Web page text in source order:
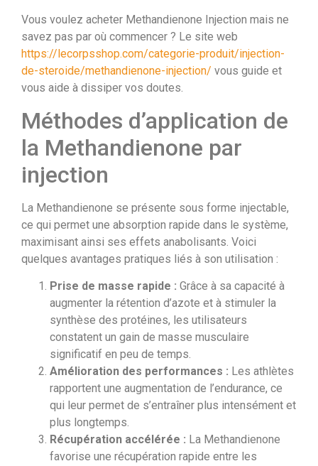
Vous voulez acheter Methandienone Injection mais ne
savez pas par où commencer ? Le site web
https://lecorpsshop.com/categorie-produit/injection-
de-steroide/methandienone-injection/ vous guide et
vous aide à dissiper vos doutes.
Méthodes d’application de
la Methandienone par
injection
La Methandienone se présente sous forme injectable,
ce qui permet une absorption rapide dans le système,
maximisant ainsi ses effets anabolisants. Voici
quelques avantages pratiques liés à son utilisation :
Prise de masse rapide : Grâce à sa capacité à
augmenter la rétention d’azote et à stimuler la
synthèse des protéines, les utilisateurs
constatent un gain de masse musculaire
significatif en peu de temps.
Amélioration des performances : Les athlètes
rapportent une augmentation de l’endurance, ce
qui leur permet de s’entraîner plus intensément et
plus longtemps.
Récupération accélérée : La Methandienone
favorise une récupération rapide entre les